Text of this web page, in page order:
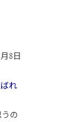
8日
れ
の